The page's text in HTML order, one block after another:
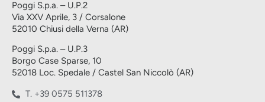
Poggi S.p.a. – U.P.2
Via XXV Aprile, 3 / Corsalone
52010 Chiusi della Verna (AR)
Poggi S.p.a. – U.P.3
Borgo Case Sparse, 10
52018 Loc. Spedale / Castel San Niccolò (AR)
T. +39 0575 511378